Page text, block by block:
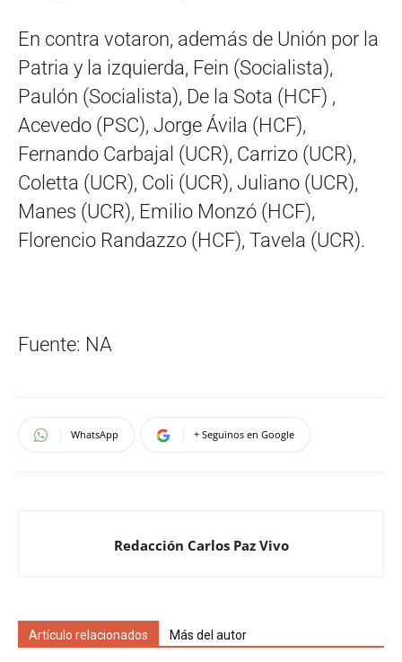
En contra votaron, además de Unión por la
Patria y la izquierda, Fein (Socialista),
Paulón (Socialista), De la Sota (HCF) ,
Acevedo (PSC), Jorge Ávila (HCF),
Fernando Carbajal (UCR), Carrizo (UCR),
Coletta (UCR), Coli (UCR), Juliano (UCR),
Manes (UCR), Emilio Monzó (HCF),
Florencio Randazzo (HCF), Tavela (UCR).
Fuente: NA
WhatsApp + Seguinos en Google
Redacción Carlos Paz Vivo
Artículo relacionados Más del autor